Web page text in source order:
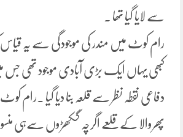
سے لایا گیا تھا ۔
رام کوٹ میں مندر کی موجودگی سے یہ قیاس
کبھی یہاں ایک بڑی آبادی موجود تھی جس
دفاعی نقطہ نظر سے قلعہ بنا دیا گیا ۔رام
پھروالا کے قلعے اگرچہ گکھڑوں سےہی